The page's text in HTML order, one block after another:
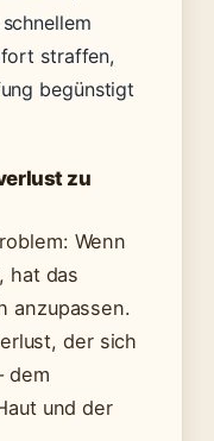
straffen,
begünstigt
zu
Wenn
hat das
anzupassen.
der sich
dem
und der